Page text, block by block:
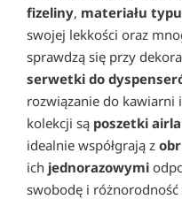
fizeliny, materiału
swojej lekkości oraz
sprawdzą się przy
serwetki do
rozwiązanie do kawiarni
kolekcji są poszetki
idealnie współgrają z
ich jednorazowymi
swobodę i różnorodność